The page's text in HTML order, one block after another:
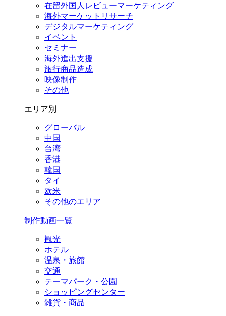
在留外国⼈レビューマーケティング
海外マーケットリサーチ
デジタルマーケティング
イベント
セミナー
海外進出支援
旅行商品造成
映像制作
その他
エリア別
グローバル
中国
台湾
香港
韓国
タイ
欧米
その他のエリア
制作動画一覧
観光
ホテル
温泉・旅館
交通
テーマパーク・公園
ショッピングセンター
雑貨・商品